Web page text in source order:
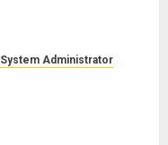
System Administrator